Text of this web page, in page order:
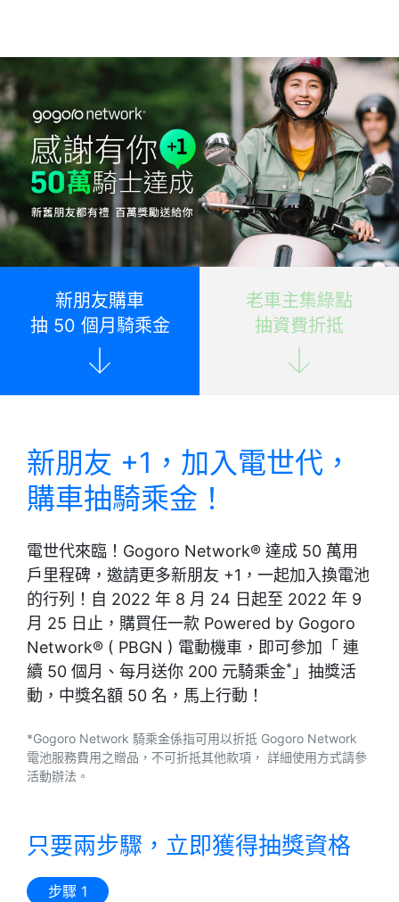
新朋友購車
抽 50 個月騎乘金
老車主集綠點
抽資費折抵
新朋友 +1，加入電世代，
購車抽騎乘金！
電世代來臨！Gogoro Network® 達成 50 萬用
戶里程碑，邀請更多新朋友 +1，一起加入換電池
的行列！自 2022 年 8 月 24 日起至 2022 年 9
月 25 日止，購買任一款 Powered by Gogoro
Network® ( PBGN ) 電動機車，即可參加「 連
續 50 個月、每月送你 200 元騎乘金* 」抽獎活
動，中獎名額 50 名，馬上行動！
*Gogoro Network 騎乘金係指可用以折抵 Gogoro Network
電池服務費用之贈品，不可折抵其他款項， 詳細使用方式請參
活動辦法。
只要兩步驟，立即獲得抽獎資格
步驟 1